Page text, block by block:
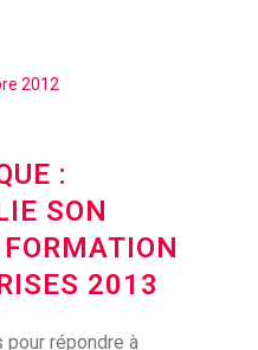
2012
:
SON
2013
répondre à